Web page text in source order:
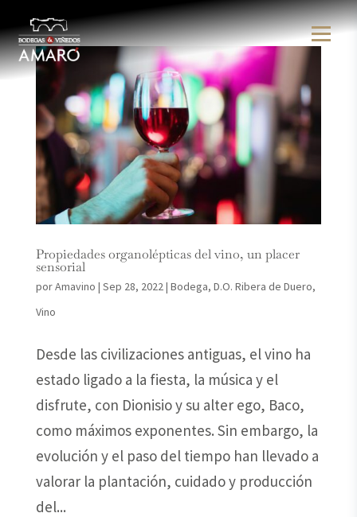
Propiedades organolépticas del vino, un placer
sensorial
porAmavino | Sep 28, 2022| Bodega, D.O. Ribera de Duero,
Vino
Desde las civilizaciones antiguas, el vino ha
estado ligado a la fiesta, la música y el
disfrute, con Dionisio y su alter ego, Baco,
como máximos exponentes. Sin embargo, la
evolución y el paso del tiempo han llevado a
valorar la plantación, cuidado y producción
del...